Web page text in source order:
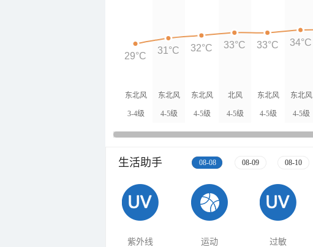
东北风
3-4级
东北风
4-5级
东北风
4-5级
北风
4-5级
东北风
4-5级
东北风
4-5级
29°C
31°C 32°C 33°C 33°C 34°C
生活助手 08-08 08-09 08-10
紫外线 运动 过敏